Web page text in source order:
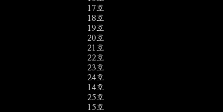
17호
18호
19호
20호
21호
22호
23호
24호
14호
25호
15호